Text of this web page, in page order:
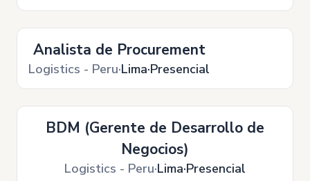
Analista de Procurement
Logistics - Peru Lima Presencial
BDM (Gerente de Desarrollo de
Negocios)
Logistics - Peru Lima Presencial